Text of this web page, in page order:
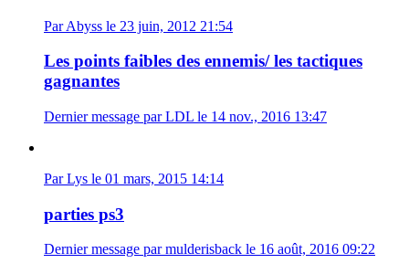
Par Abyss le 23 juin, 2012 21:54
Les points faibles des ennemis/ les tactiques
gagnantes
Dernier message par LDL le 14 nov., 2016 13:47
Par Lys le 01 mars, 2015 14:14
parties ps3
Dernier message par mulderisback le 16 août, 2016 09:22